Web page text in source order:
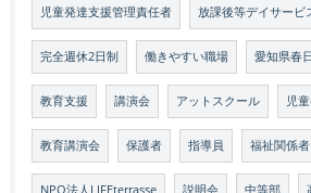
児童発達支援管理責任者 放課後等デイサービ
完全週休2日制 働きやすい職場 愛知県春
教育支援 講演会 アットスクール 児
教育講演会 保護者 指導員 福祉関係者